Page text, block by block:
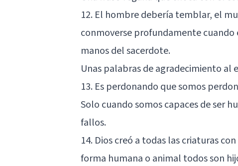
12. El hombre debería temblar, el
conmoverse profundamente cuando
manos del sacerdote.
Unas palabras de agradecimiento al
13. Es perdonando que somos
Solo cuando somos capaces de ser
fallos.
14. Dios creó a todas las criaturas
forma humana o animal todos son